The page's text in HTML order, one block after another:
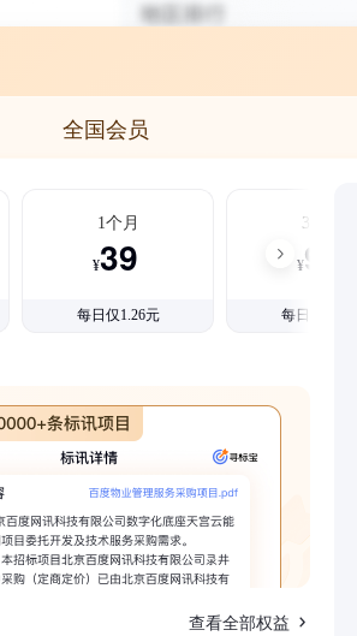
全国会员
1个月
¥39
每日仅1.26元
3个月
¥99
每日仅1.08元
查看全部权益